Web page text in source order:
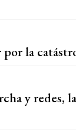
la
y redes,